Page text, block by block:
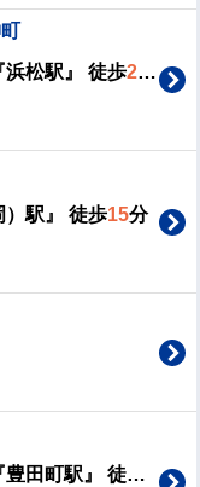
浜松駅』 徒歩27 分
）駅』 徒歩15分
東海道本線（東海） 『豊田町駅』 徒歩 78分